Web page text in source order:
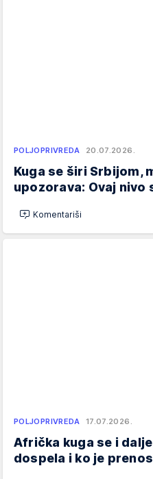
POLJOPRIVREDA 20.07.2026.
Kuga se širi Srbijom,
upozorava: Ovaj
Komentariši
POLJOPRIVREDA 17.07.2026.
Afrička kuga se i
dospela i ko je